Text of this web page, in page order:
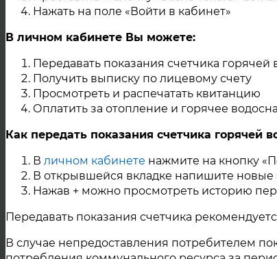
Нажать на поле «Войти в кабинет»
В личном кабинете Вы можете:
Передавать показания счетчика горячей
Получить выписку по лицевому счету
Просмотреть и распечатать квитанцию
Оплатить за отопление и горячее
Как передать показания счетчика горячей
В личном кабинете нажмите на кнопку
В открывшейся вкладке напишите новые
Нажав + можно просмотреть историю
Передавать показания счетчика
В случае непредоставления потребителем